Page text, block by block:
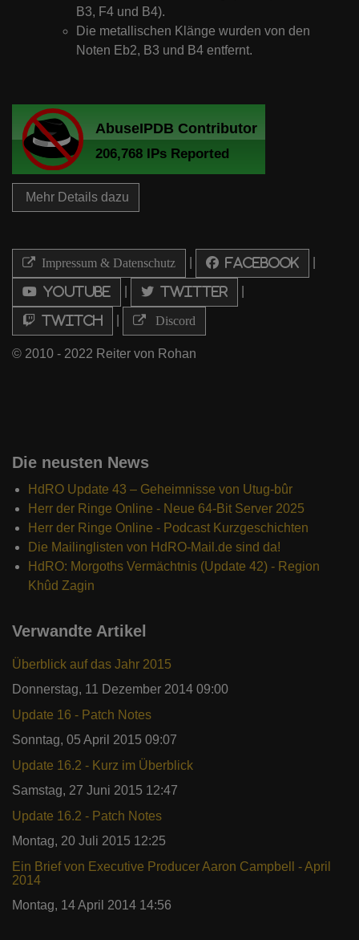
B3, F4 und B4).
Die metallischen Klänge wurden von den
Noten Eb2, B3 und B4 entfernt.
Mehr Details dazu
Impressum & Datenschutz Facebook
Youtube Twitter
Twitch Discord
© 2010 - 2022 Reiter von Rohan
Die neusten News
HdRO Update 43 – Geheimnisse von Utug-bûr
Herr der Ringe Online - Neue 64-Bit Server 2025
Herr der Ringe Online - Podcast Kurzgeschichten
Die Mailinglisten von HdRO-Mail.de sind da!
HdRO: Morgoths Vermächtnis (Update 42) - Region
Khûd Zagin
Verwandte Artikel
Überblick auf das Jahr 2015
Donnerstag, 11 Dezember 2014 09:00
Update 16 - Patch Notes
Sonntag, 05 April 2015 09:07
Update 16.2 - Kurz im Überblick
Samstag, 27 Juni 2015 12:47
Update 16.2 - Patch Notes
Montag, 20 Juli 2015 12:25
Ein Brief von Executive Producer Aaron Campbell - April
2014
Montag, 14 April 2014 14:56